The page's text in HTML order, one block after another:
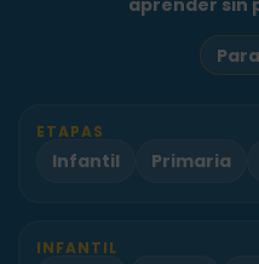
aprender sin
ETAPAS
Infantil Primaria
INFANTIL